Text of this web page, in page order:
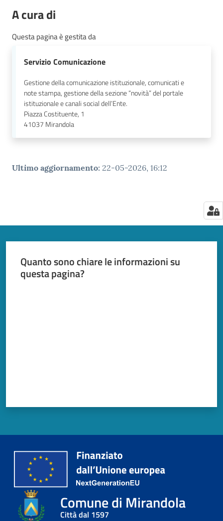
A cura di
Questa pagina è gestita da
Servizio Comunicazione
Gestione della comunicazione istituzionale, comunicati e
note stampa, gestione della sezione “novità” del portale
istituzionale e canali social dell’Ente.
Piazza Costituente, 1
41037 Mirandola
Ultimo aggiornamento: 22-05-2026, 16:12
Quanto sono chiare le informazioni su
questa pagina?
Comune di Mirandola
Città dal 1597